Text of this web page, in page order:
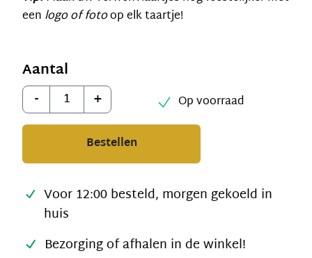
een logo of fotoop elk taartje!
Aantal
-
Aantal + Op voorraad
Bestellen
Voor 12:00 besteld, morgen gekoeld in
huis
Bezorging of afhalen in de winkel!